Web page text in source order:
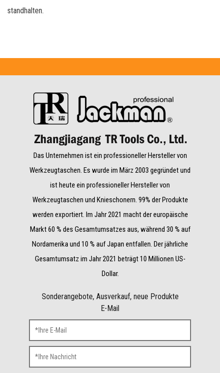
standhalten.
Das Unternehmen ist ein professioneller Hersteller von
Werkzeugtaschen. Es wurde im März 2003 gegründet und
ist heute ein professioneller Hersteller von
Werkzeugtaschen und Knieschonern. 99% der Produkte
werden exportiert. Im Jahr 2021 macht der europäische
Markt 60 % des Gesamtumsatzes aus, während 30 % auf
Nordamerika und 10 % auf Japan entfallen. Der jährliche
Gesamtumsatz im Jahr 2021 beträgt 10 Millionen US-
Dollar.
Sonderangebote, Ausverkauf, neue Produkte
E-Mail